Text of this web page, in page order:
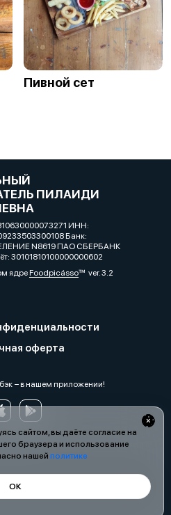
сайтом, вы даёте согласие на
браузера и использование
нашей политике
ОК
Пивной сет
ПИЛАИДИ
ИНН:
Банк:
N8619 ПАО СБЕРБАНК
30101810100000000602
ядреFoodpicássover. 3.2
оферта
− в нашем приложении!